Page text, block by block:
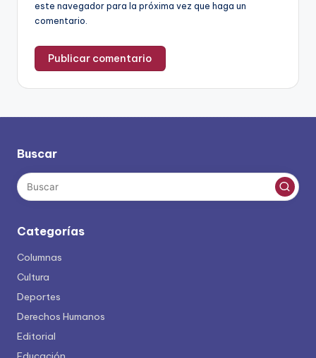
este navegador para la próxima vez que haga un
comentario.
Buscar
Categorías
Columnas
Cultura
Deportes
Derechos Humanos
Editorial